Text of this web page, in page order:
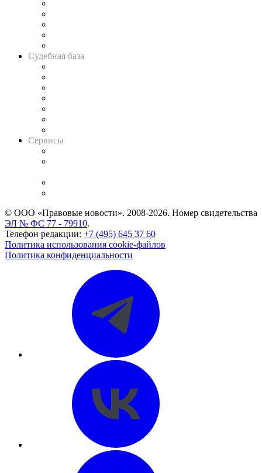
Судебная база
Сервисы
© ООО «Правовые новости». 2008-2026. Номер свидетельства
ЭЛ № ФС 77 - 79910.
Телефон редакции: +7 (495) 645 37 60
Политика использования cookie-файлов
Политика конфиденциальности